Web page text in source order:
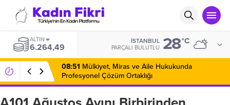
ALTIN
6.264,49
İSTANBUL
PARÇALI BULUTLU 28°C
08:51 Mülkiyet, Miras ve Aile Hukukunda
Profesyonel Çözüm Ortaklığı